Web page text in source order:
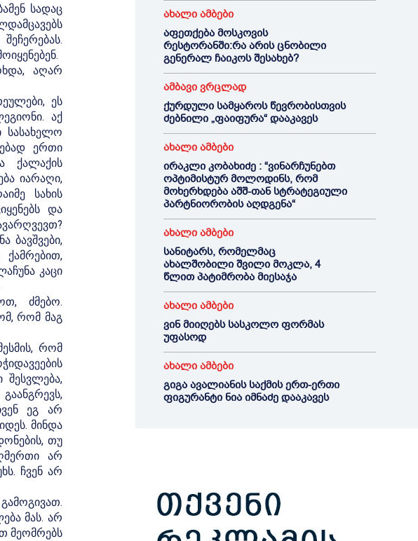
სადაც
აღარ
ეს
აქ
სასახელო
ერთი
ქალაქის
იარაღი,
სახის
და
ბავშვები,
კაცი
ძმებო.
რომ მაგ
რომ
შესვლება,
ეგ არ
მინდა
თუ
არ
ჩვენ არ
მას. არ
მეომრებს
ახალი ამბები
აფეთქება მოსკოვის
რესტორანში:რა არის ცნობილი
გენერალ ჩაიკოს შესახებ?
ამბავი ვრცლად
ქურდული სამყაროს წევრობისთვის
ძებნილი „ფაიფურა“ დააკავეს
ახალი ამბები
ირაკლი კობახიძე : “ვინარჩუნებთ
ოპტიმისტურ მოლოდინს, რომ
მოხერხდება აშშ-თან სტრატეგიული
პარტნიორობის აღდგენა“
ახალი ამბები
სანიტარს, რომელმაც
ახალშობილი შვილი მოკლა, 4
წლით პატიმრობა მიესაჯა
ახალი ამბები
ვინ მიიღებს სასკოლო ფორმას
უფასოდ
ახალი ამბები
გიგა ავალიანის საქმის ერთ-ერთი
ფიგურანტი ნია იმნაძე დააკავეს